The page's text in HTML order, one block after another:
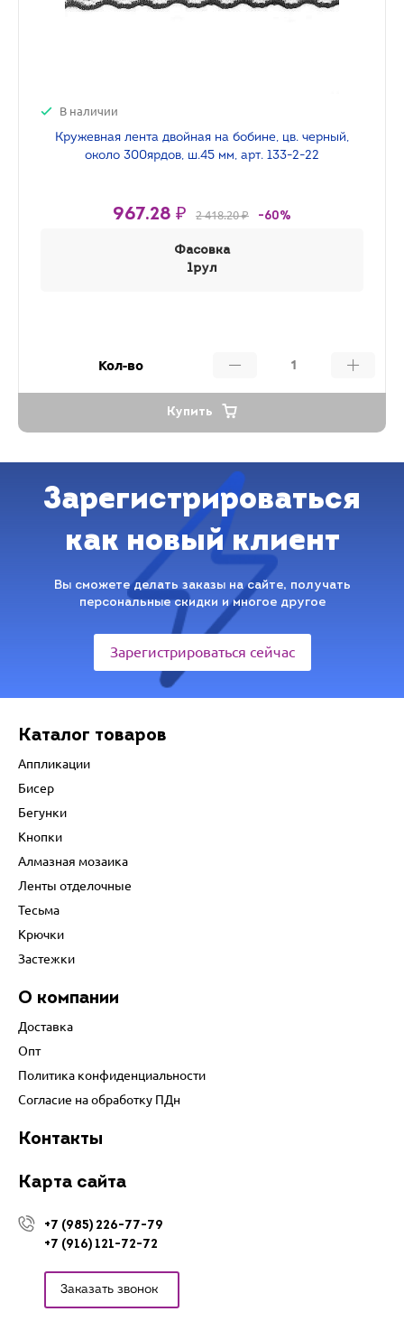
В наличии
Кружевная лента двойная на бобине, цв. черный,
около 300ярдов, ш.45 мм, арт. 133-2-22
967.28 ₽ 2 418.20 ₽ -60%
Фасовка
1рул
Кол-во
Купить
Зарегистрироваться
как новый клиент
Вы сможете делать заказы на сайте, получать
персональные скидки и многое другое
Зарегистрироваться сейчас
Каталог товаров
Аппликации
Бисер
Бегунки
Кнопки
Алмазная мозаика
Ленты отделочные
Тесьма
Крючки
Застежки
О компании
Доставка
Опт
Политика конфиденциальности
Согласие на обработку ПДн
Контакты
Карта сайта
+7 (985) 226-77-79
+7 (916) 121-72-72
Заказать звонок